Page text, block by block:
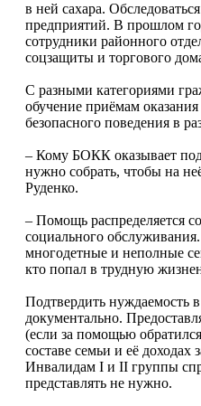
в ней сахара.
предприятий. В прошлом
сотрудники районного
соцзащиты и торгового
С разными категориями
обучение приёмам
безопасного поведения в
– Кому БОКК оказывает
нужно собрать, чтобы на
Руденко.
– Помощь распределяется
социального
многодетные и неполные
кто попал в трудную
Подтвердить нуждаемость
документально.
(если за помощью
составе семьи и её доходах
Инвалидам I и II группы
представлять не нужно.